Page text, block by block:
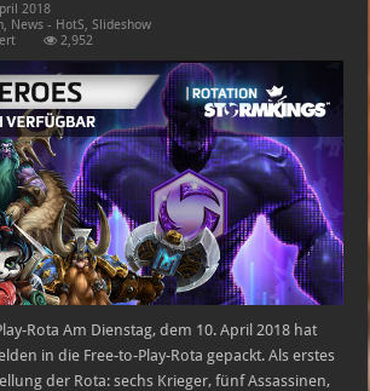
2018
, News - HotS,Slideshow
für
of
the
Storm
Free-
to-
Play-
Heldenrotation
–
10.04.2018
–
16.04.2018
2,952
Rota Am Dienstag, dem 10. April 2018 hat
in die Free-to-Play-Rota gepackt. Als erstes
der Rota: sechs Krieger, fünf Assassinen,